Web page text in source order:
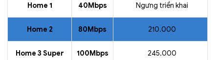
Home 1 40Mbps Ngưng triển khai
Home 2 80Mbps 210.000
Home 3 Super 100Mbps 245.000